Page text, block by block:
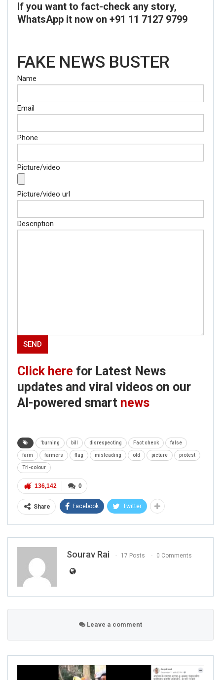
If you want to fact-check any story,
WhatsApp it now on +91 11 7127 9799
FAKE NEWS BUSTER
Name
Email
Phone
Picture/video
Picture/video url
Description
Click here for Latest News
updates and viral videos on our
AI-powered smart news
'burning bill disrespecting Fact check false
farm farmers flag misleading old picture protest
Tri-colour
0
136,142
Share Facebook Twitter
Sourav Rai 17 Posts 0 Comments
Leave a comment